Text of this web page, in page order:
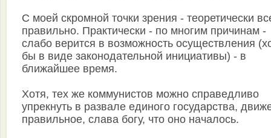
С моей скромной точки зрения - теоретически
правильно. Практически - по многим причинам -
слабо верится в возможность осуществления
бы в виде законодательной инициативы) - в
ближайшее время.
Хотя, тех же коммунистов можно справедливо
упрекнуть в развале единого государства,
правильное, слава богу, что оно началось.